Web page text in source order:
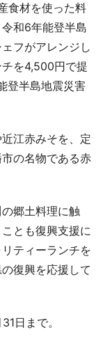
食材を使った料
和6年能登半島
フがアレンジし
を4,500円で提
登半島地震災害
江赤みそを、定
の名物である赤
郷土料理に触
とも復興支援に
ティーランチを
復興を応援して
日まで。